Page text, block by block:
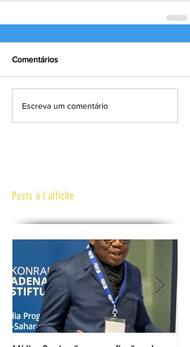
Comentários
Escreva um comentário
Posts à l'affiche